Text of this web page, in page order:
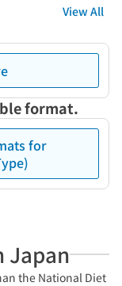
View All
format.
for
Japan
the National Diet